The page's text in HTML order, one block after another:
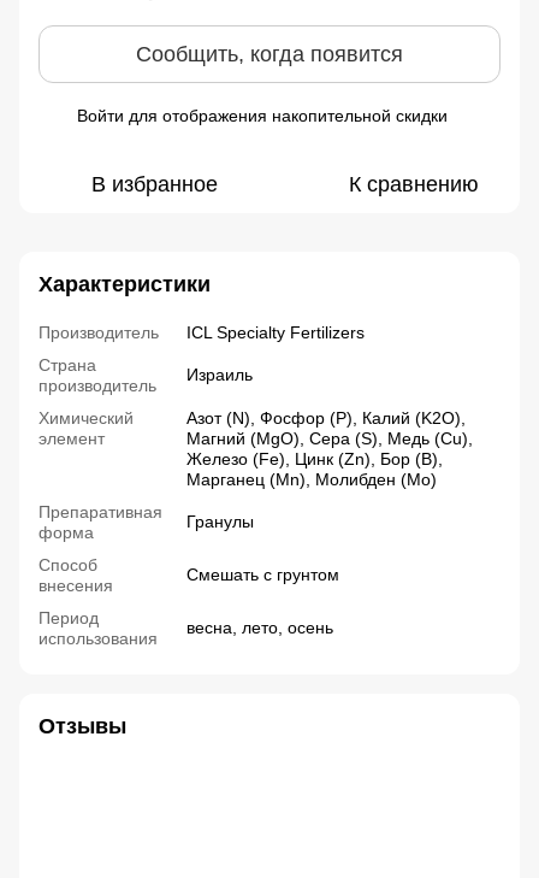
Сообщить, когда появится
Войти для отображения накопительной скидки
В избранное К сравнению
Характеристики
Производитель
ICL Specialty Fertilizers
Страна
производитель
Израиль
Химический
элемент
Азот (N), Фосфор (P), Калий (K2О),
Магний (MgО), Сера (S), Медь (Cu),
Железо (Fe), Цинк (Zn), Бор (B),
Марганец (Mn), Молибден (Mo)
Препаративная
форма
Гранулы
Способ
внесения
Смешать с грунтом
Период
использования
весна, лето, осень
Отзывы